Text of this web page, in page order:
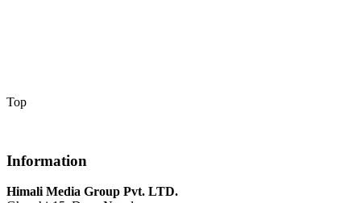
Top
Information
Himali Media Group Pvt. LTD.